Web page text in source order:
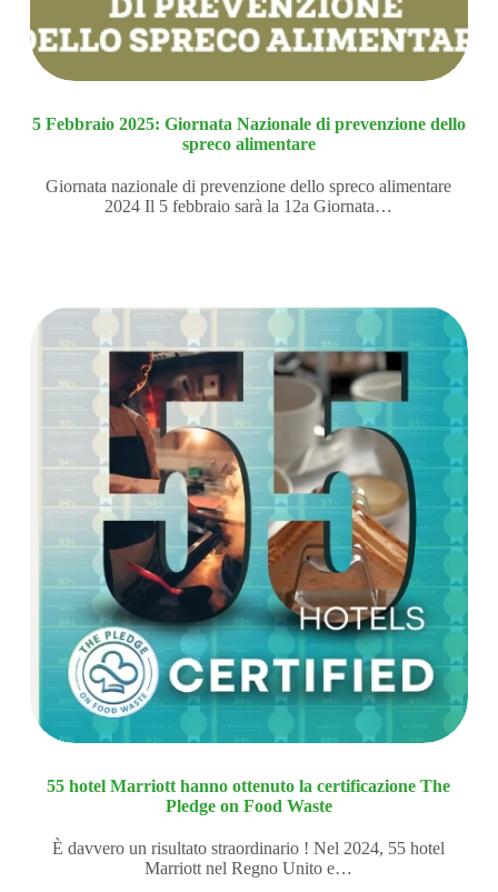
5 Febbraio 2025: Giornata Nazionale di prevenzione dello
spreco alimentare
Giornata nazionale di prevenzione dello spreco alimentare
2024 Il 5 febbraio sarà la 12a Giornata…
55 hotel Marriott hanno ottenuto la certificazione The
Pledge on Food Waste
È davvero un risultato straordinario ! Nel 2024, 55 hotel
Marriott nel Regno Unito e…